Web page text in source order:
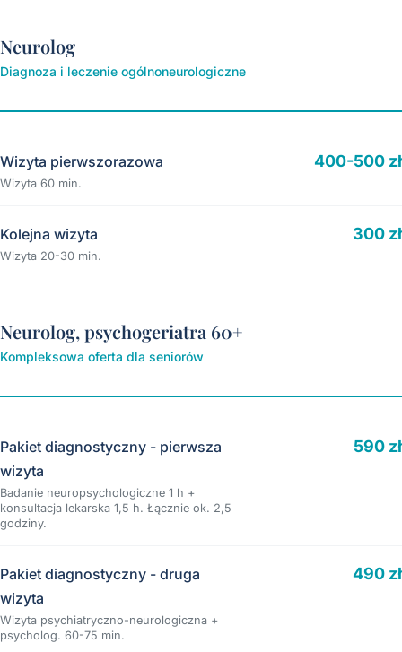
Neurolog
Diagnoza i leczenie ogólnoneurologiczne
Wizyta pierwszorazowa
Wizyta 60 min.
400-500 zł
Kolejna wizyta
Wizyta 20-30 min.
300 zł
Neurolog, psychogeriatra 60+
Kompleksowa oferta dla seniorów
Pakiet diagnostyczny - pierwsza
wizyta
Badanie neuropsychologiczne 1 h +
konsultacja lekarska 1,5 h. Łącznie ok. 2,5
godziny.
590 zł
Pakiet diagnostyczny - druga
wizyta
Wizyta psychiatryczno-neurologiczna +
psycholog. 60-75 min.
490 zł